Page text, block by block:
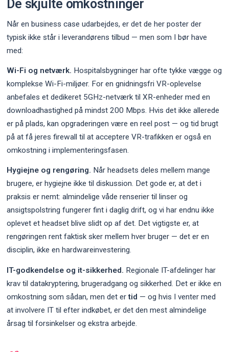
De skjulte omkostninger
Når en business case udarbejdes, er det de her poster der
typisk ikke står i leverandørens tilbud — men som I bør have
med:
Wi-Fi og netværk. Hospitalsbygninger har ofte tykke vægge og
komplekse Wi-Fi-miljøer. For en gnidningsfri VR-oplevelse
anbefales et dedikeret 5GHz-netværk til XR-enheder med en
downloadhastighed på mindst 200 Mbps. Hvis det ikke allerede
er på plads, kan opgraderingen være en reel post — og tid brugt
på at få jeres firewall til at acceptere VR-trafikken er også en
omkostning i implementeringsfasen.
Hygiejne og rengøring. Når headsets deles mellem mange
brugere, er hygiejne ikke til diskussion. Det gode er, at det i
praksis er nemt: almindelige våde renserier til linser og
ansigtspolstring fungerer fint i daglig drift, og vi har endnu ikke
oplevet et headset blive slidt op af det. Det vigtigste er, at
rengøringen rent faktisk sker mellem hver bruger — det er en
disciplin, ikke en hardwareinvestering.
IT-godkendelse og it-sikkerhed. Regionale IT-afdelinger har
krav til datakryptering, brugeradgang og sikkerhed. Det er ikke en
omkostning som sådan, men det ertid — og hvis I venter med
at involvere IT til efter indkøbet, er det den mest almindelige
årsag til forsinkelser og ekstra arbejde.